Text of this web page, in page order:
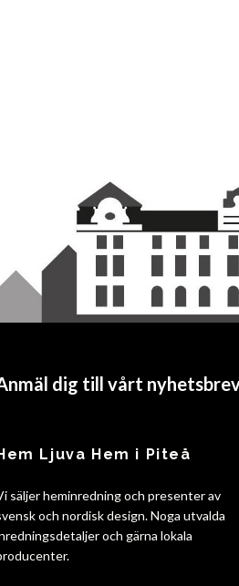
dig till vårt
Ljuva Hem i Piteå
säljer heminredning och presenter av
och nordisk design. Noga utvalda
och gärna lokala